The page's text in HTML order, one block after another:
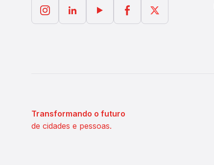
Transformando o futuro
de cidades e pessoas.